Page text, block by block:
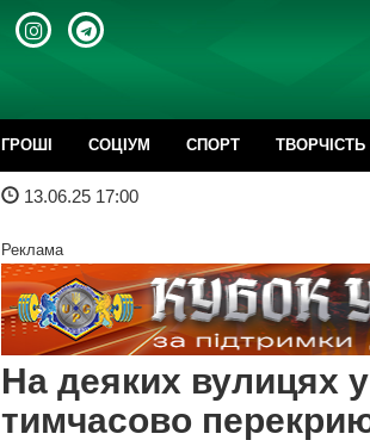
ГРОШІ CОЦІУМ СПОРТ ТВОРЧІСТЬ
13.06.25 17:00
Реклама
На деяких вулицях
тимчасово